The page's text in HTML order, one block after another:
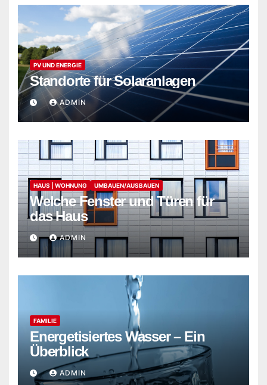
PV UND ENERGIE
Standorte für Solaranlagen
ADMIN
HAUS | WOHNUNG UMBAUEN/AUSBAUEN
Welche Fenster und Türen für
das Haus
ADMIN
FAMILIE
Energetisiertes Wasser – Ein
Überblick
ADMIN